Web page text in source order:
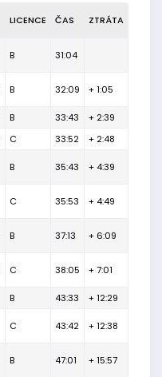
LICENCE ČAS ZTRÁTA
B 31:04
B 32:09 + 1:05
B 33:43
+ 2:39
C 33:52 + 2:48
B 35:43 + 4:39
C 35:53 + 4:49
B 37:13 + 6:09
C 38:05 + 7:01
B 43:33 + 12:29
C 43:42 + 12:38
B 47:01 + 15:57